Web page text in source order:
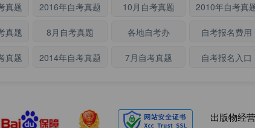
真题 2016年自考真题 10月自考真题 2010年自考真
真题 8月自考真题 各地自考办 自考报名费用
真题 2014年自考真题 7月自考真题 自考报名入口
出版物经